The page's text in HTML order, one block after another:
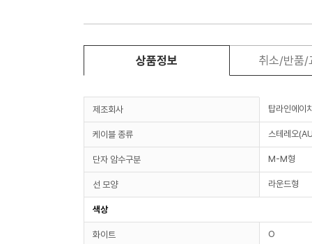
상품정보 취소/반품/
제조회사 탑라인에이
케이블 종류 스테레오
단자 암수구분 M-M형
선 모양 라운드형
색상
화이트 O